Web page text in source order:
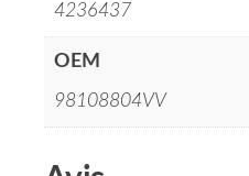
4236437
OEM
98108804VV